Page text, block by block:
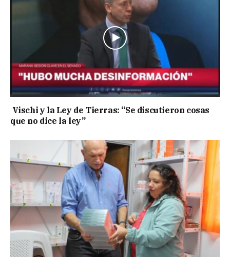
Vischi y la Ley de Tierras: “Se discutieron cosas
que no dice la ley”